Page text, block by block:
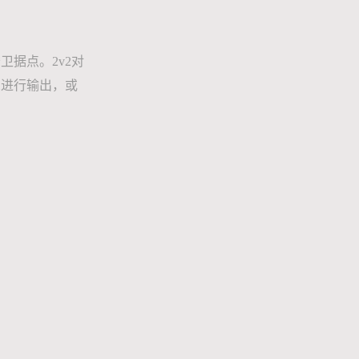
据点。2v2对
行输出，或